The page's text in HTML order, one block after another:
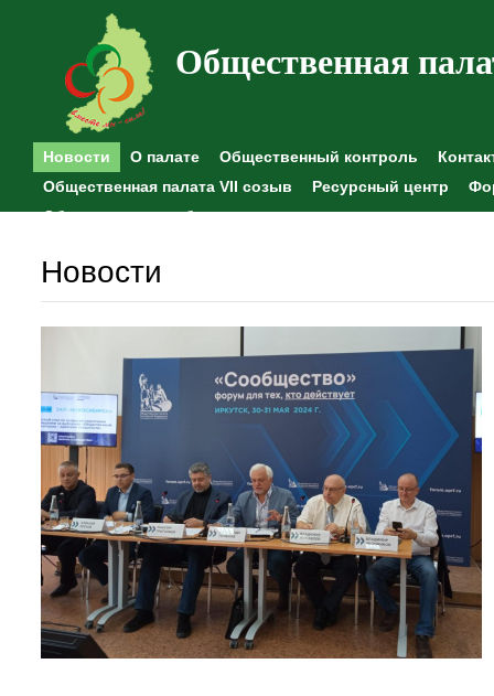
Общественная
Новости О палате Общественный контроль
Общественная палата VII созыв
Ресурсный центр
Общественные наблюдения
Новости